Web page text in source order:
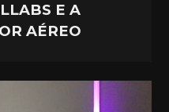
E A
AÉREO